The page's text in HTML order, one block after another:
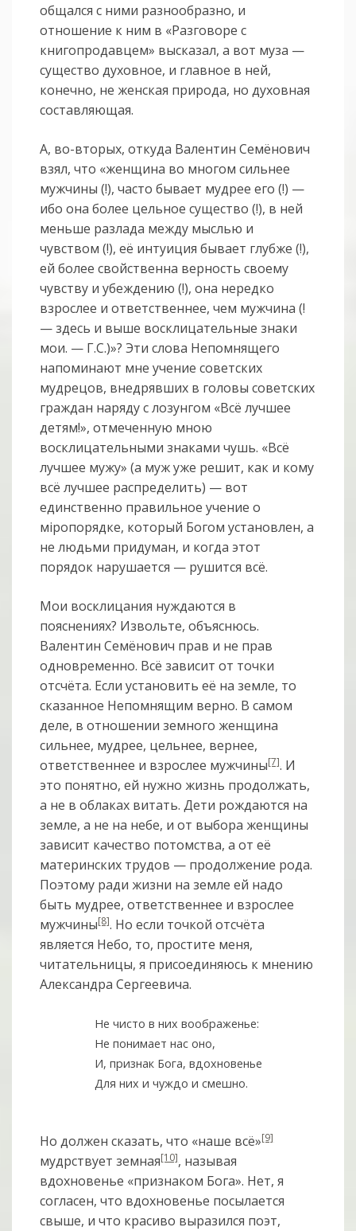
общался с ними разнообразно, и
отношение к ним в «Разговоре с
книгопродавцем» высказал, а вот муза —
существо духовное, и главное в ней,
конечно, не женская природа, но духовная
составляющая.
А, во-вторых, откуда Валентин Семёнович
взял, что «женщина во многом сильнее
мужчины (!), часто бывает мудрее его (!) —
ибо она более цельное существо (!), в ней
меньше разлада между мыслью и
чувством (!), её интуиция бывает глубже (!),
ей более свойственна верность своему
чувству и убеждению (!), она нередко
взрослее и ответственнее, чем мужчина (!
— здесь и выше восклицательные знаки
мои. — Г.С.)»? Эти слова Непомнящего
напоминают мне учение советских
мудрецов, внедрявших в головы советских
граждан наряду с лозунгом «Всё лучшее
детям!», отмеченную мною
восклицательными знаками чушь. «Всё
лучшее мужу» (а муж уже решит, как и кому
всё лучшее распределить) — вот
единственно правильное учение о
мiропорядке, который Богом установлен, а
не людьми придуман, и когда этот
порядок нарушается — рушится всё.
Мои восклицания нуждаются в
пояснениях? Извольте, объяснюсь.
Валентин Семёнович прав и не прав
одновременно. Всё зависит от точки
отсчёта. Если установить её на земле, то
сказанное Непомнящим верно. В самом
деле, в отношении земного женщина
сильнее, мудрее, цельнее, вернее,
ответственнее и взрослее мужчины[7]. И
это понятно, ей нужно жизнь продолжать,
а не в облаках витать. Дети рождаются на
земле, а не на небе, и от выбора женщины
зависит качество потомства, а от её
материнских трудов — продолжение рода.
Поэтому ради жизни на земле ей надо
быть мудрее, ответственнее и взрослее
мужчины[8]. Но если точкой отсчёта
является Небо, то, простите меня,
читательницы, я присоединяюсь к мнению
Александра Сергеевича.
Не чисто в них воображенье:
Не понимает нас оно,
И, признак Бога, вдохновенье
Для них и чуждо и смешно.
Но должен сказать, что «наше всё»[9]
мудрствует земная[10], называя
вдохновенье «признаком Бога». Нет, я
согласен, что вдохновенье посылается
свыше, и что красиво выразился поэт,